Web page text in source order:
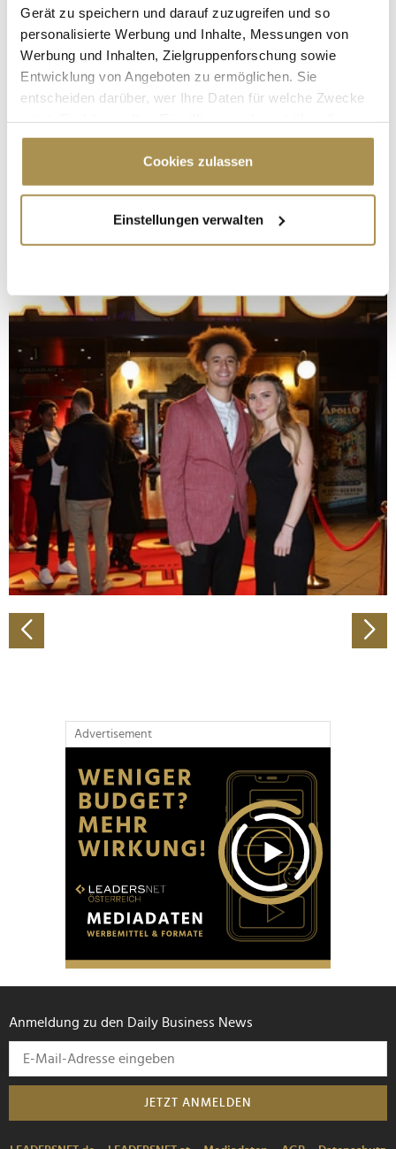
Gerät zu speichern und darauf zuzugreifen und so
personalisierte Werbung und Inhalte, Messungen von
Werbung und Inhalten, Zielgruppenforschung sowie
Entwicklung von Angeboten zu ermöglichen. Sie
entscheiden darüber, wer Ihre Daten für welche Zwecke
Cookie-Erklärung oder durch Klicken auf das Privacy
Trigger Symbol ändern oder widerrufen
Informationen über Ihre geografische Lage
erfassen, welche bis auf einige Meter genau sein
bestimmten Merkmalen (Fingerprinting) identifizieren
Erfahren Sie mehr darüber, wie Ihre persönlichen Daten
verarbeitet werden, und legen Sie Ihre Präferenzen im
Abschnitt Einzelheitenfest.
Wir verwenden Cookies, um Inhalte und Anzeigen zu
personalisieren, Funktionen für soziale Medien anbieten
zu können und die Zugriffe auf unsere Website zu
analysieren. Außerdem geben wir Informationen zu Ihrer
Verwendung unserer Website an unsere Partner für
soziale Medien, Werbung und Analysen weiter. Unsere
Partner führen diese Informationen möglicherweise mit
weiteren Daten zusammen, die Sie ihnen bereitgestellt
haben oder die sie im Rahmen Ihrer Nutzung der Dienste
gesammelt haben.
Cookies zulassen
Einstellungen verwalten
Advertisement
Anmeldung zu den Daily Business News
JETZT ANMELDEN